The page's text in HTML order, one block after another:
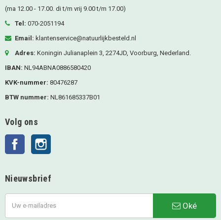
(ma 12.00 - 17.00. di t/m vrij 9.00 t/m 17.00)
Tel: 070-2051194
Email: klantenservice@natuurlijkbesteld.nl
Adres: Koningin Julianaplein 3, 2274JD, Voorburg, Nederland.
IBAN: NL94ABNA0886580420
KVK-nummer: 80476287
BTW nummer: NL861685337B01
Volg ons
Facebook
Nieuwsbrief
Oké